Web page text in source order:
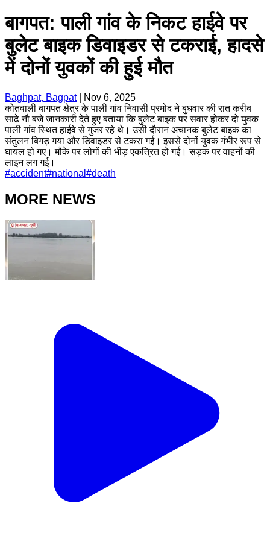
बागपत: पाली गांव के निकट हाईवे पर
बुलेट बाइक डिवाइडर से टकराई, हादसे
में दोनों युवकों की हुई मौत
Baghpat, Bagpat|
Nov 6, 2025
कोतवाली बागपत क्षेत्र के पाली गांव निवासी प्रमोद ने बुधवार की रात करीब
साढे नौ बजे जानकारी देते हुए बताया कि बुलेट बाइक पर सवार होकर दो युवक
पाली गांव स्थित हाईवे से गुजर रहे थे। उसी दौरान अचानक बुलेट बाइक का
संतुलन बिगड़ गया और डिवाइडर से टकरा गई। इससे दोनों युवक गंभीर रूप से
घायल हो गए। मौके पर लोगों की भीड़ एकत्रित हो गई। सड़क पर वाहनों की
लाइन लग गई।
#accident#national #death
MORE NEWS